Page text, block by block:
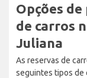
Opções
de carros
Juliana
As reservas de
seguintes tipos de